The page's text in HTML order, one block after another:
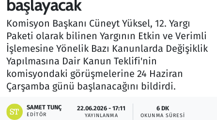
başlayacak
Komisyon Başkanı Cüneyt Yüksel, 12. Yargı
Paketi olarak bilinen Yargının Etkin ve Verimli
İşlemesine Yönelik Bazı Kanunlarda Değişiklik
Yapılmasına Dair Kanun Teklifi'nin
komisyondaki görüşmelerine 24 Haziran
Çarşamba günü başlanacağını bildirdi.
SAMET TUNÇ
EDITÖR
22.06.2026 - 17:11
YAYINLANMA
6 DK
OKUNMA SÜRESI
Lezzet Durağı
Memur ve Kamu
Otomobil
Oyun
Ramazan